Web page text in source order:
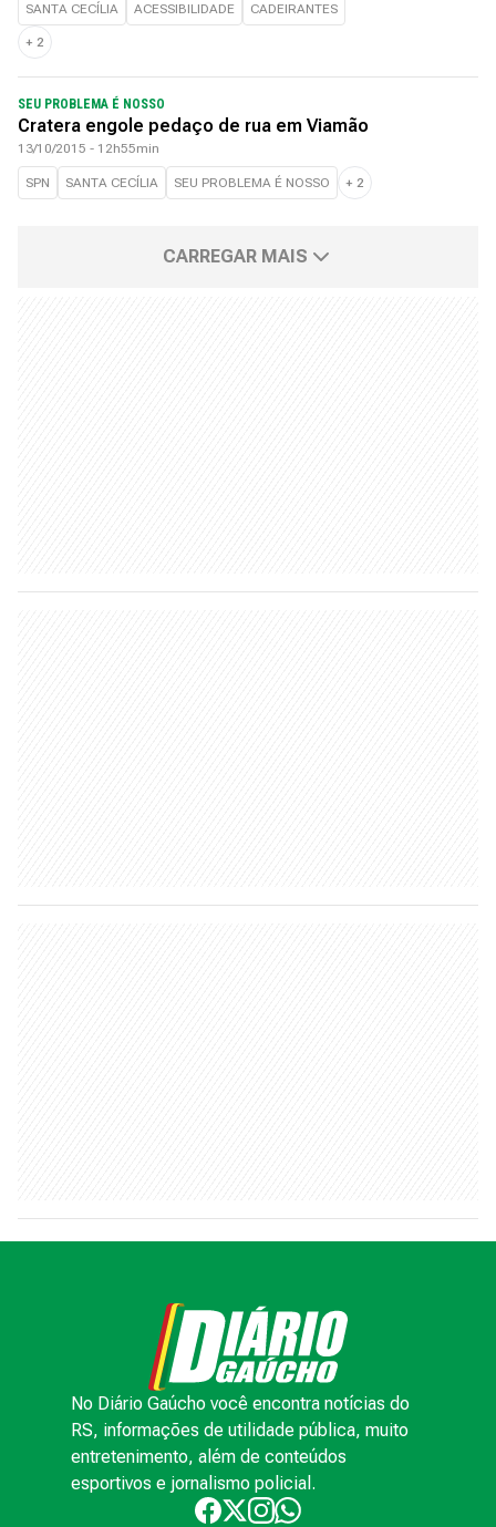
SANTA CECÍLIA ACESSIBILIDADE CADEIRANTES
+ 2
SEU PROBLEMA É NOSSO
Cratera engole pedaço de rua em Viamão
13/10/2015 - 12h55min
SPN SANTA CECÍLIA SEU PROBLEMA É NOSSO + 2
CARREGAR MAIS
No Diário Gaúcho você encontra notícias do
RS, informações de utilidade pública, muito
entretenimento, além de conteúdos
esportivos e jornalismo policial.